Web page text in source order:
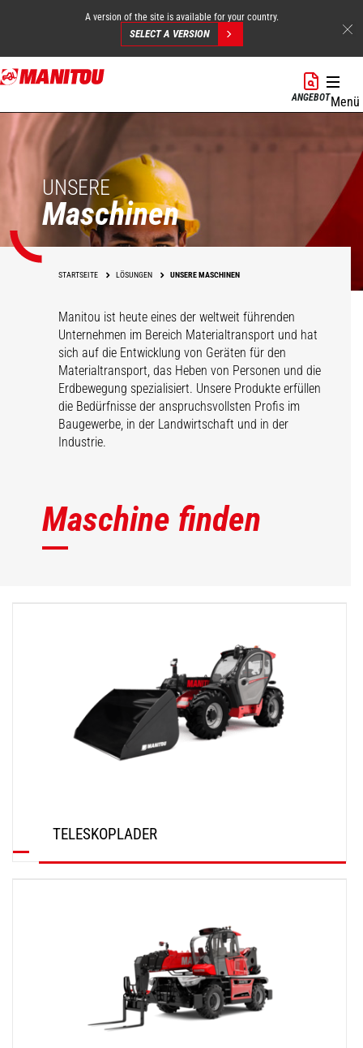
Direkt
zum
A version of the site is available for your country.
SELECT A VERSION
ANGEBOTMenü
UNSERE
Maschinen
STARTSEITE LÖSUNGEN UNSERE MASCHINEN
Manitou ist heute eines der weltweit führenden
Unternehmen im Bereich Materialtransport und hat
sich auf die Entwicklung von Geräten für den
Materialtransport, das Heben von Personen und die
Erdbewegung spezialisiert. Unsere Produkte erfüllen
die Bedürfnisse der anspruchsvollsten Profis im
Baugewerbe, in der Landwirtschaft und in der
Industrie.
Maschine finden
TELESKOPLADER